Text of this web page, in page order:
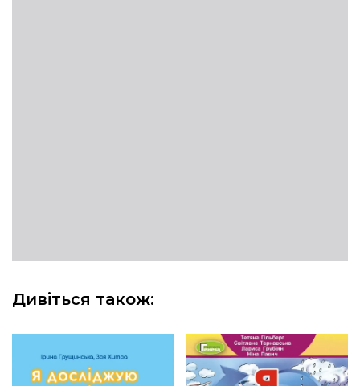
Дивіться також: